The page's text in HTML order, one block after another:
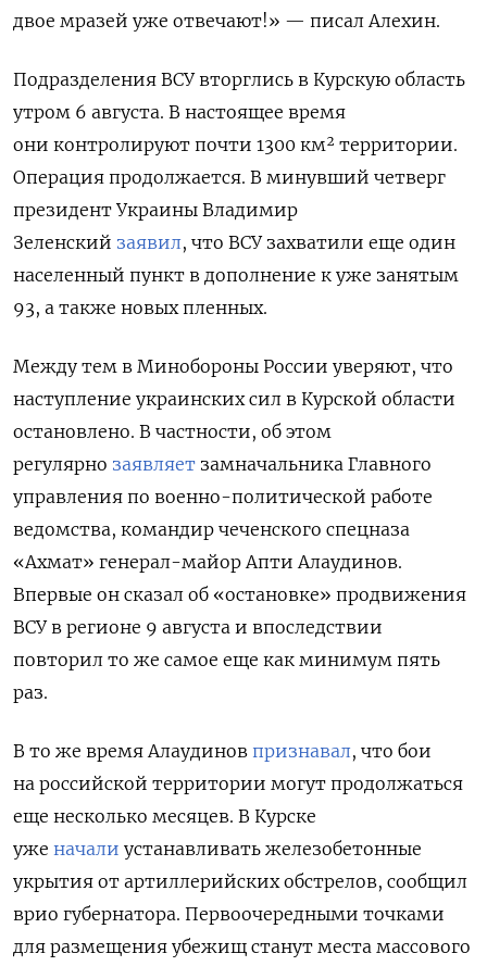
двое мразей уже отвечают!» — писал Алехин.
Подразделения ВСУ вторглись в Курскую область
утром 6 августа. В настоящее время
они контролируют почти 1300 км² территории.
Операция продолжается. В минувший четверг
президент Украины Владимир
Зеленский заявил, что ВСУ захватили еще один
населенный пункт в дополнение к уже занятым
93, а также новых пленных.
Между тем в Минобороны России уверяют, что
наступление украинских сил в Курской области
остановлено. В частности, об этом
регулярно заявляет замначальника Главного
управления по военно-политической работе
ведомства, командир чеченского спецназа
«Ахмат» генерал-майор Апти Алаудинов.
Впервые он сказал об «остановке» продвижения
ВСУ в регионе 9 августа и впоследствии
повторил то же самое еще как минимум пять
раз.
В то же время Алаудинов признавал, что бои
на российской территории могут продолжаться
еще несколько месяцев. В Курске
уже начали устанавливать железобетонные
укрытия от артиллерийских обстрелов, сообщил
врио губернатора. Первоочередными точками
для размещения убежищ станут места массового